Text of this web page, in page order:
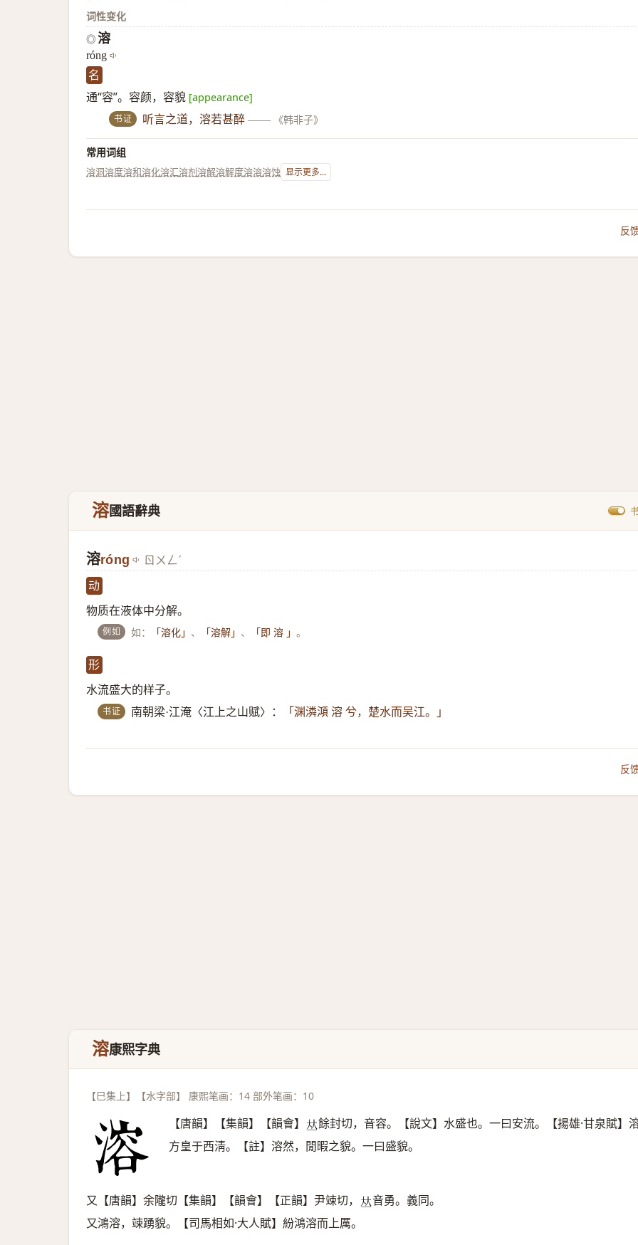
词性变化
◎ 溶
róng
名
通“容”。容颜，容貌 [appearance]
书证 听言之道，溶若甚醉 —— 《韩非子》
常用词组
溶洞溶度溶和溶化溶汇溶剂溶解溶解度溶溶溶蚀 显示更多...
反
溶國語辭典
溶róng ㄖㄨㄥˊ
动
物质在液体中分解。
例如 如： 「溶化」 、 「溶解」 、 「即 溶 」。
形
水流盛大的样子。
书证 南朝梁·江淹〈江上之山赋〉： 「渊潾澒 溶 兮，楚水而吴江。」
反
溶康熙字典
【巳集上】【水字部】 康熙笔画：14 部外笔画：10
【唐韻】【集韻】【韻會】 𠀤餘封切，音容。【說文】水盛也。一曰安流。【揚雄·甘泉賦】
方皇于西淸。【註】溶然，閒暇之貌。一曰盛貌。
又【唐韻】余隴切【集韻】【韻會】【正韻】尹竦切， 𠀤音勇。義同。
又鴻溶，竦踴貌。【司馬相如·大人賦】紛鴻溶而上厲。